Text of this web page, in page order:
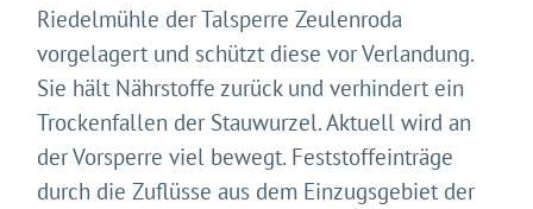
Riedelmühle der Talsperre Zeulenroda
vorgelagert und schützt diese vor Verlandung.
Sie hält Nährstoffe zurück und verhindert ein
Trockenfallen der Stauwurzel. Aktuell wird an
der Vorsperre viel bewegt. Feststoffeinträge
durch die Zuflüsse aus dem Einzugsgebiet der